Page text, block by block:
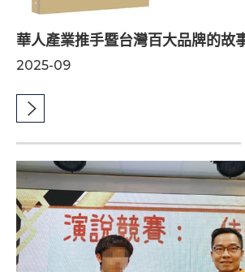
華人產業推手暨台灣百大品牌的故
2025-09